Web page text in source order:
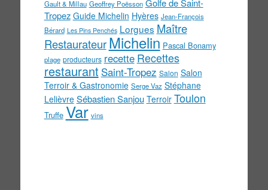
Gault & Millau Geoffrey Poësson Golfe de Saint-
Tropez Guide Michelin Hyères Jean-François
Bérard Les Pins Penchés Lorgues Maître
Restaurateur Michelin Pascal Bonamy
plage producteurs recette Recettes
restaurant Saint-Tropez Salon Salon
Terroir & Gastronomie Serge Vaz Stéphane
Lelièvre Sébastien Sanjou Terroir Toulon
Truffe Var vins